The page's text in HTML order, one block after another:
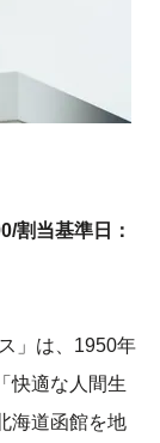
割当基準日：
」は、1950年
快適な人間生
海道函館を地